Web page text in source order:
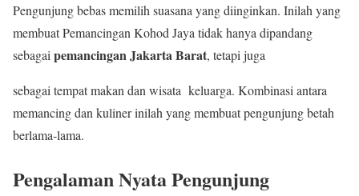
Pengunjung bebas memilih suasana yang diinginkan. Inilah yang
membuat Pemancingan Kohod Jaya tidak hanya dipandang
sebagai pemancingan Jakarta Barat, tetapi juga
sebagai tempat makan dan wisata keluarga. Kombinasi antara
memancing dan kuliner inilah yang membuat pengunjung betah
berlama-lama.
Pengalaman Nyata Pengunjung